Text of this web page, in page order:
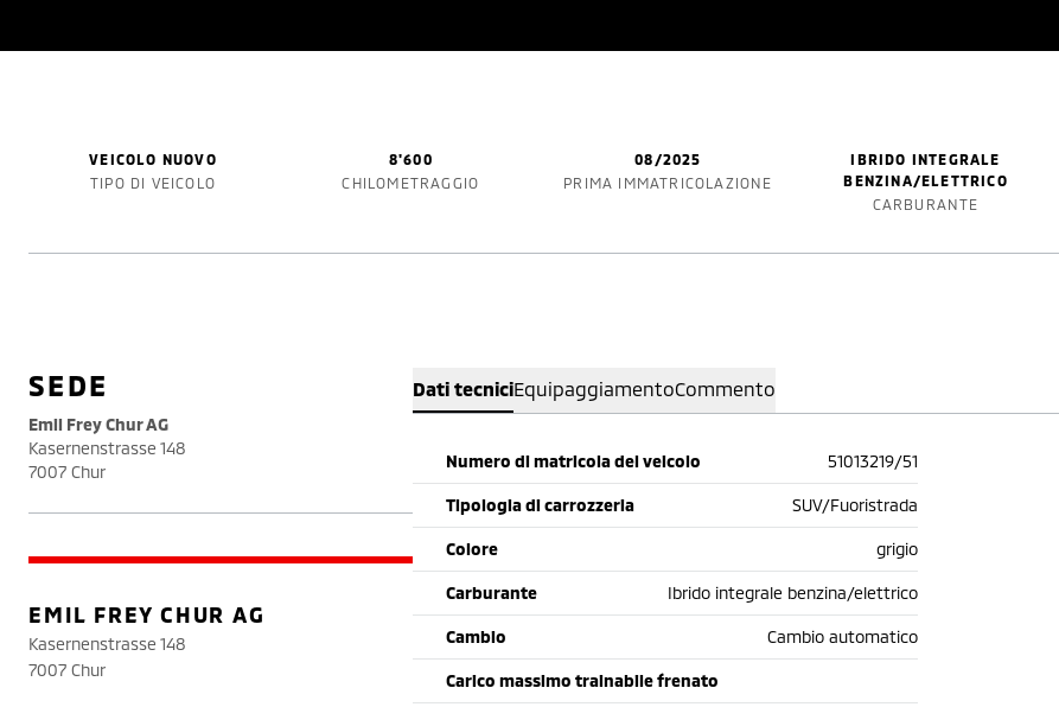
VEICOLO NUOVO
TIPO DI VEICOLO
8'600
CHILOMETRAGGIO
08/2025
PRIMA IMMATRICOLAZIONE
IBRIDO INTEGRALE
BENZINA/ELETTRICO
CARBURANTE
Dati tecniciEquipaggiamentoCommento
Numero di matricola del veicolo 51013219/51
Tipologia di carrozzeria SUV/Fuoristrada
Colore grigio
Carburante Ibrido integrale benzina/elettrico
Cambio Cambio automatico
Carico massimo trainabile frenato
SEDE
Emil Frey Chur AG
Kasernenstrasse 148
7007 Chur
EMIL FREY CHUR AG
Kasernenstrasse 148
7007 Chur